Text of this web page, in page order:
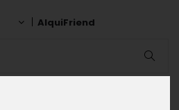
AlquiFriend